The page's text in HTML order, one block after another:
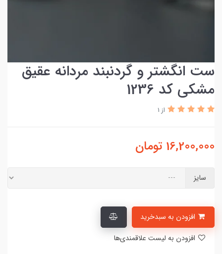
ست انگشتر و‌ گردنبند مردانه عقیق
مشکی کد 1236
از 1
16,200,000 تومان
سایز